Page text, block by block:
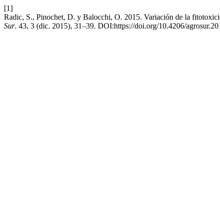
[1]
Radic, S., Pinochet, D. y Balocchi, O. 2015. Variación de la
Sur. 43, 3 (dic. 2015), 31–39. DOI:https://doi.org/10.4206/